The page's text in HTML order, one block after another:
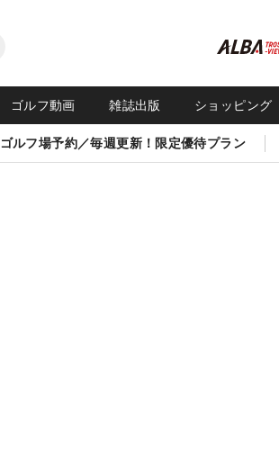
ゴルフ動画 雑誌出版 ショッピング
ゴルフ場予約／毎週更新！限定優待プラン